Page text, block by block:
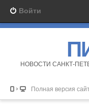
Войти
НОВОСТИ САНКТ-
Полная версия